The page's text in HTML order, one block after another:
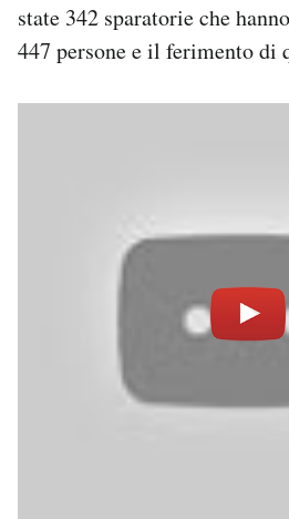
state 342 sparatorie che
447 persone e il ferimento di